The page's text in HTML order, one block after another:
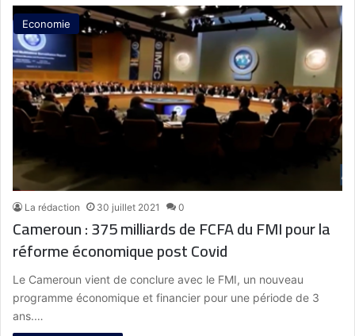
Economie
La rédaction 30 juillet 2021 0
Cameroun : 375 milliards de FCFA du FMI pour la
réforme économique post Covid
Le Cameroun vient de conclure avec le FMI, un nouveau
programme économique et financier pour une période de 3
ans.…